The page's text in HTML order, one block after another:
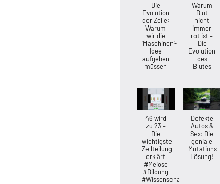
Die
Evolution
der Zelle:
Warum
wir die
'Maschinen'-
Idee
aufgeben
müssen
Warum
Blut
nicht
immer
rot ist –
Die
Evolution
des
Blutes
46 wird
zu 23 –
Die
wichtigste
Zellteilung
erklärt
#Meiose
#Bildung
#Wissenschaft
Defekte
Autos &
Sex: Die
geniale
Mutations-
Lösung!